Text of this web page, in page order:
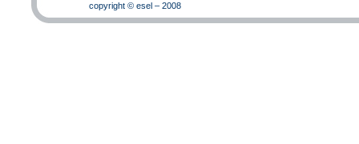
copyright © esel – 2008